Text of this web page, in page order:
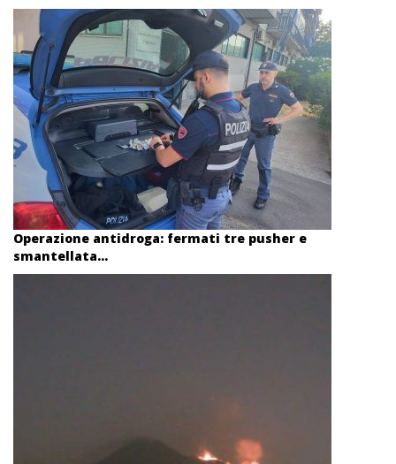
Operazione antidroga: fermati tre pusher e
smantellata...